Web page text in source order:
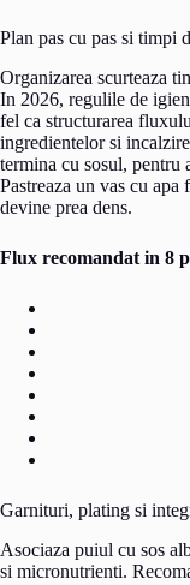
Plan pas cu pas si timpi
Organizarea scurteaza
In 2026, regulile de
fel ca structurarea
ingredientelor si
termina cu sosul, pentru
Pastreaza un vas cu
devine prea dens.
Flux recomandat in 8
Garnituri, plating si
Asociaza puiul cu sos
si micronutrienti.